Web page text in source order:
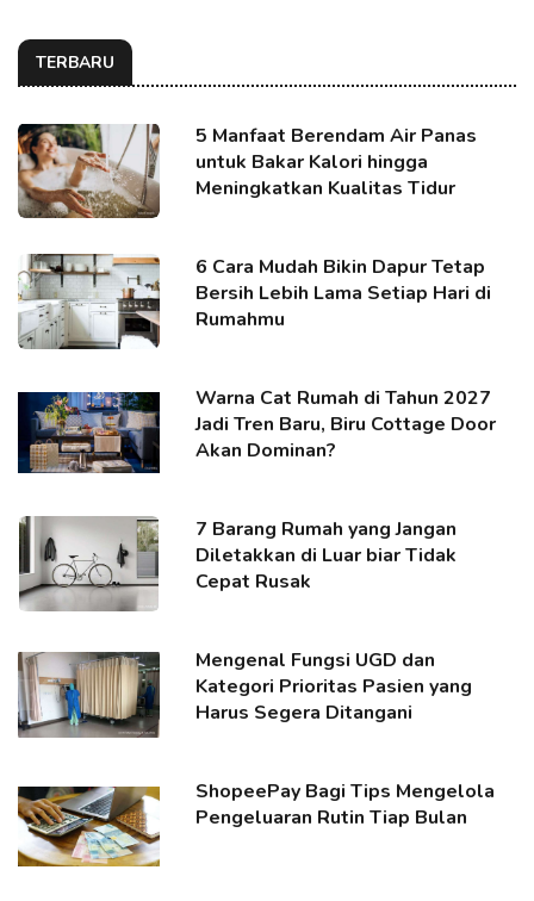
TERBARU
5 Manfaat Berendam Air Panas
untuk Bakar Kalori hingga
Meningkatkan Kualitas Tidur
6 Cara Mudah Bikin Dapur Tetap
Bersih Lebih Lama Setiap Hari di
Rumahmu
Warna Cat Rumah di Tahun 2027
Jadi Tren Baru, Biru Cottage Door
Akan Dominan?
7 Barang Rumah yang Jangan
Diletakkan di Luar biar Tidak
Cepat Rusak
Mengenal Fungsi UGD dan
Kategori Prioritas Pasien yang
Harus Segera Ditangani
ShopeePay Bagi Tips Mengelola
Pengeluaran Rutin Tiap Bulan